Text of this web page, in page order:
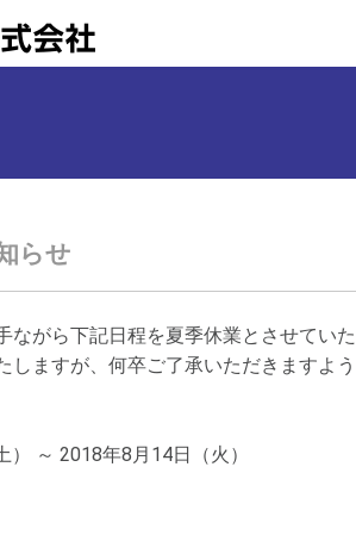
らせ
ながら下記日程を夏季休業とさせていた
しますが、何卒ご了承いただきますよ
～ 2018年8月14日（火）